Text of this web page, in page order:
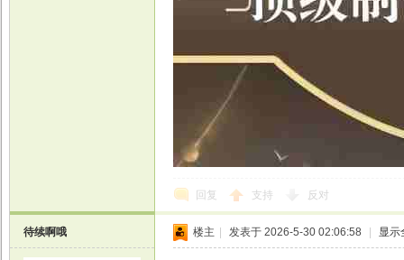
回复 支持 反对
待续啊哦 楼主 发表于 2026-5-30 02:06:58 显示